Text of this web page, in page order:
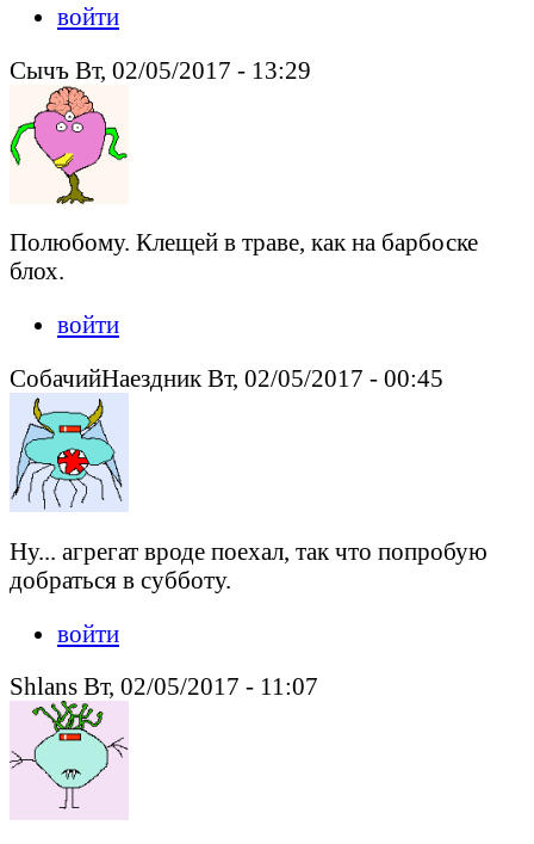
войти
Сычъ Вт, 02/05/2017 - 13:29
Полюбому. Клещей в траве, как на барбоске
блох.
войти
СобачийНаездник Вт, 02/05/2017 - 00:45
Ну... агрегат вроде поехал, так что попробую
добраться в субботу.
войти
Shlans Вт, 02/05/2017 - 11:07